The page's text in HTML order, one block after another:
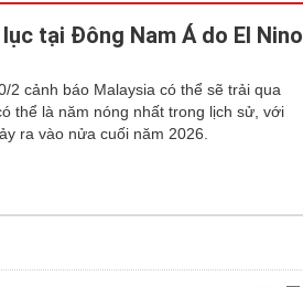
tại Đông Nam Á do El Nino
2 cảnh báo Malaysia có thể sẽ trải qua
thể là năm nóng nhất trong lịch sử, với
ra vào nửa cuối năm 2026.